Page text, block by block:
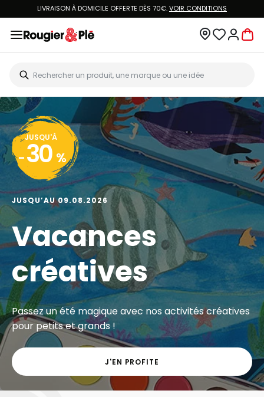
LIVRAISON À DOMICILE OFFERTE DÈS 70€.VOIR CONDITIONS
JUSQU'À
- 30 %
JUSQU’AU 09.08.2026
Vacances
créatives
Passez un été magique avec nos activités créatives
pour petits et grands !
J'EN PROFITE